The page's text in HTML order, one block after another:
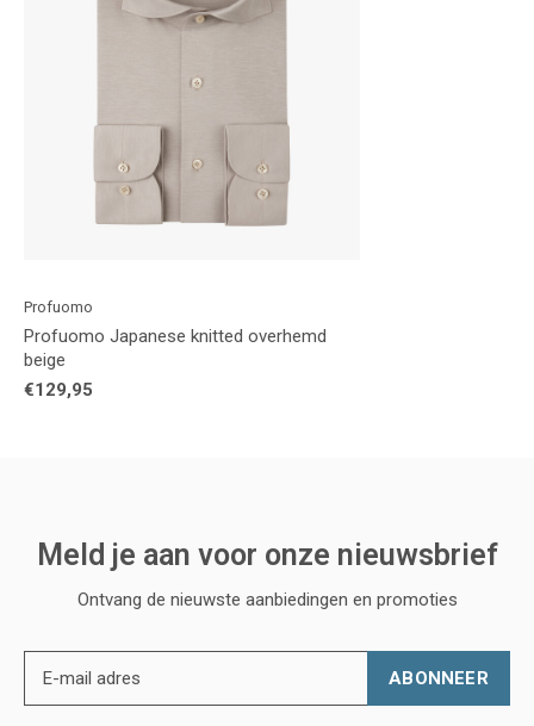
Profuomo
Profuomo Japanese knitted overhemd
beige
€129,95
Meld je aan voor onze nieuwsbrief
Ontvang de nieuwste aanbiedingen en promoties
ABONNEER